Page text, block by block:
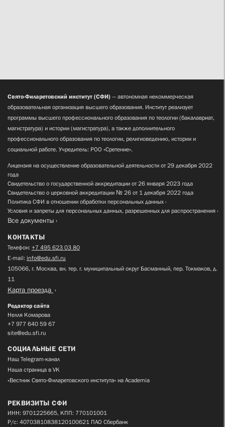
Свято-Филаретовский институт (СФИ) — автономная некоммерческая
образовательная организация высшего образования. Институт реализует
программы высшего профессионального образования по теологии (бакалавриат,
магистратура) и истории (магистратура), а также дополнительного
профессионального образования по теологии, религиоведению, истории и
социальной работе. Учредитель: РОО «Сретение».
Лицензия на осуществление образовательной деятельности от 29 декабря 2022
года
Свидетельство о государственной аккредитации от 26 января 2023 года
Свидетельство о церковной аккредитации № 26 от 1 декабря 2022 года
Политика СФИ в отношении обработки персональных данных
Условия и запреты для персональных данных, разрешенных для распространения
Все документы
КОНТАКТЫ
Телефон: +7 495 623 03 80
E-mail: info@edu.sfi.ru
105066, г. Москва, вн. тер. г. муниципальный округ Басманный, пер. Токмаков, д.
11
Карта проезда
Редактор сайта
Нелля Комарова
+7 977 640 59 67
site@edu.sfi.ru
СОЦИАЛЬНЫЕ СЕТИ
Наш Telegram-канал
Наша страница в VK
«Вестник Свято-Филаретовского института» на Academia
РЕКВИЗИТЫ СФИ
ИНН: 9701225665, КПП: 770101001
Р/с: 40703810838120100621 ПАО Сбербанк